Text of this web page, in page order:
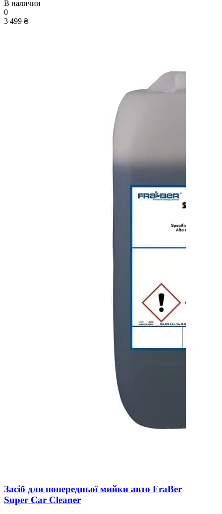
В наличии
0
3 499 ₴
Засіб для попередньої мийки авто FraBer
Super Car Cleaner